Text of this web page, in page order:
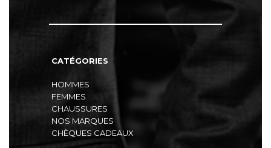
CATÉGORIES
HOMMES
FEMMES
CHAUSSURES
NOS MARQUES
CHÈQUES CADEAUX